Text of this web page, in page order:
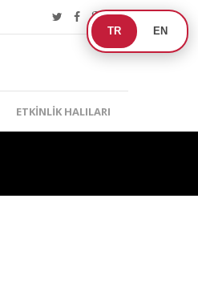
TR EN
ETKINLIK HALILARI